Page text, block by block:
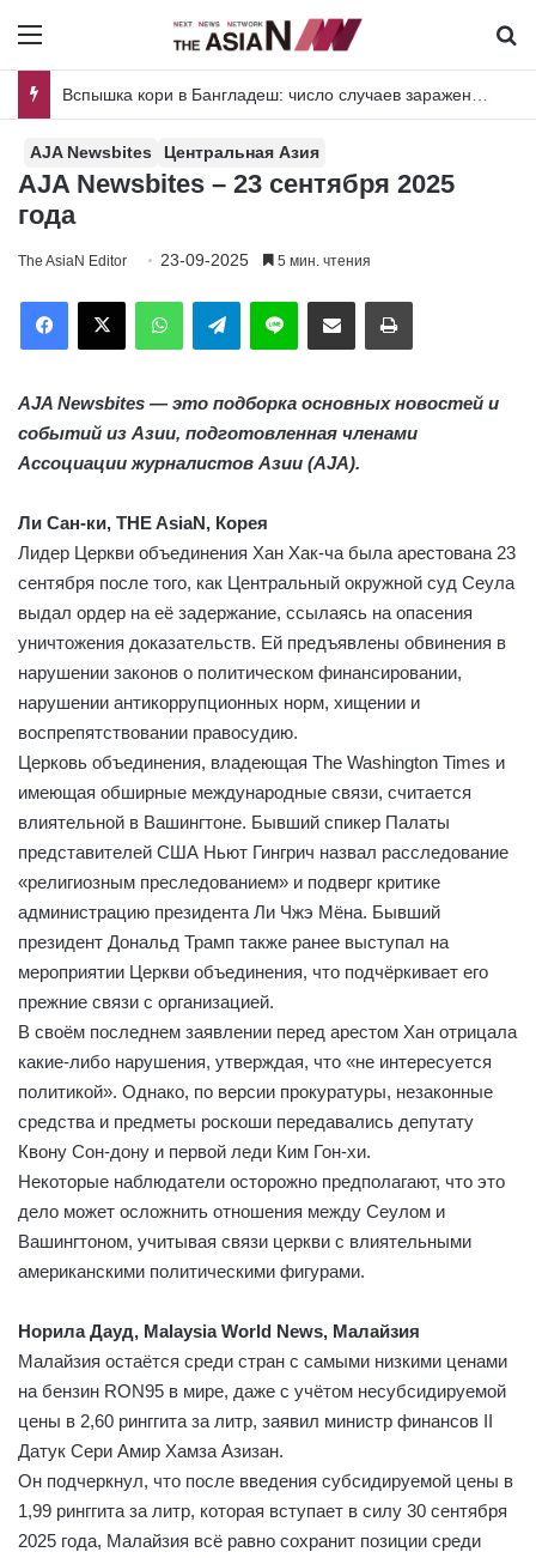
Menu
Пакистан и Шри-Ланка объединяют усилия для совместных исследований вредителей риса и плодовых культур
AJA Newsbites Центральная Азия
AJA Newsbites – 23 сентября 2025
года
The AsiaN Editor 23-09-2025 5 мин. чтения
FacebookX WhatsAppTelegramLine Отправить по имейл Печать
AJA Newsbites — это подборка основных новостей и
событий из Азии, подготовленная членами
Ассоциации журналистов Азии (AJA).
Ли Сан-ки, THE AsiaN, Корея
Лидер Церкви объединения Хан Хак-ча была арестована 23
сентября после того, как Центральный окружной суд Сеула
выдал ордер на её задержание, ссылаясь на опасения
уничтожения доказательств. Ей предъявлены обвинения в
нарушении законов о политическом финансировании,
нарушении антикоррупционных норм, хищении и
воспрепятствовании правосудию.
Церковь объединения, владеющая The Washington Times и
имеющая обширные международные связи, считается
влиятельной в Вашингтоне. Бывший спикер Палаты
представителей США Ньют Гингрич назвал расследование
«религиозным преследованием» и подверг критике
администрацию президента Ли Чжэ Мёна. Бывший
президент Дональд Трамп также ранее выступал на
мероприятии Церкви объединения, что подчёркивает его
прежние связи с организацией.
В своём последнем заявлении перед арестом Хан отрицала
какие-либо нарушения, утверждая, что «не интересуется
политикой». Однако, по версии прокуратуры, незаконные
средства и предметы роскоши передавались депутату
Квону Сон-дону и первой леди Ким Гон-хи.
Некоторые наблюдатели осторожно предполагают, что это
дело может осложнить отношения между Сеулом и
Вашингтоном, учитывая связи церкви с влиятельными
американскими политическими фигурами.
Норила Дауд, Malaysia World News, Малайзия
Малайзия остаётся среди стран с самыми низкими ценами
на бензин RON95 в мире, даже с учётом несубсидируемой
цены в 2,60 ринггита за литр, заявил министр финансов II
Датук Сери Амир Хамза Азизан.
Он подчеркнул, что после введения субсидируемой цены в
1,99 ринггита за литр, которая вступает в силу 30 сентября
2025 года, Малайзия всё равно сохранит позиции среди